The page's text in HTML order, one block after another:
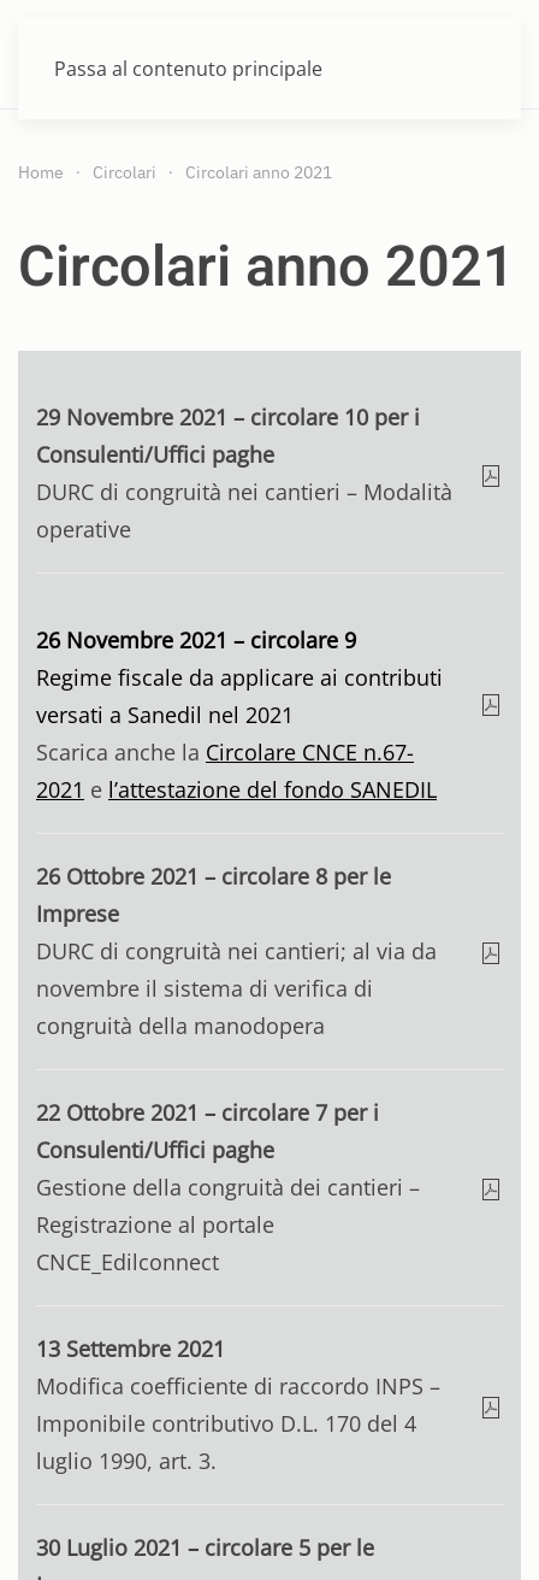
Passa al contenuto principale
Home Circolari Circolari anno 2021
Circolari anno 2021
29 Novembre 2021 – circolare 10 per i
Consulenti/Uffici paghe
DURC di congruità nei cantieri – Modalità
operative
26 Novembre 2021 – circolare 9
Regime fiscale da applicare ai contributi
versati a Sanedil nel 2021
Scarica anche la Circolare CNCE n.67-
2021 e l’attestazione del fondo SANEDIL
26 Ottobre 2021 – circolare 8 per le
Imprese
DURC di congruità nei cantieri; al via da
novembre il sistema di verifica di
congruità della manodopera
22 Ottobre 2021 – circolare 7 per i
Consulenti/Uffici paghe
Gestione della congruità dei cantieri –
Registrazione al portale
CNCE_Edilconnect
13 Settembre 2021
Modifica coefficiente di raccordo INPS –
Imponibile contributivo D.L. 170 del 4
luglio 1990, art. 3.
30 Luglio 2021 – circolare 5 per le